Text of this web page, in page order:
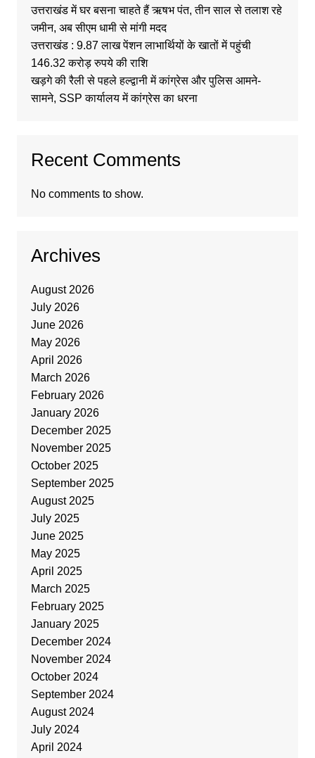
उत्तराखंड में घर बसना चाहते हैं ऋषभ पंत, तीन साल से तलाश रहे
जमीन, अब सीएम धामी से मांगी मदद
उत्तराखंड : 9.87 लाख पेंशन लाभार्थियों के खातों में पहुंची
146.32 करोड़ रुपये की राशि
खड़गे की रैली से पहले हल्द्वानी में कांग्रेस और पुलिस आमने-
सामने, SSP कार्यालय में कांग्रेस का धरना
Recent Comments
No comments to show.
Archives
August 2026
July 2026
June 2026
May 2026
April 2026
March 2026
February 2026
January 2026
December 2025
November 2025
October 2025
September 2025
August 2025
July 2025
June 2025
May 2025
April 2025
March 2025
February 2025
January 2025
December 2024
November 2024
October 2024
September 2024
August 2024
July 2024
April 2024